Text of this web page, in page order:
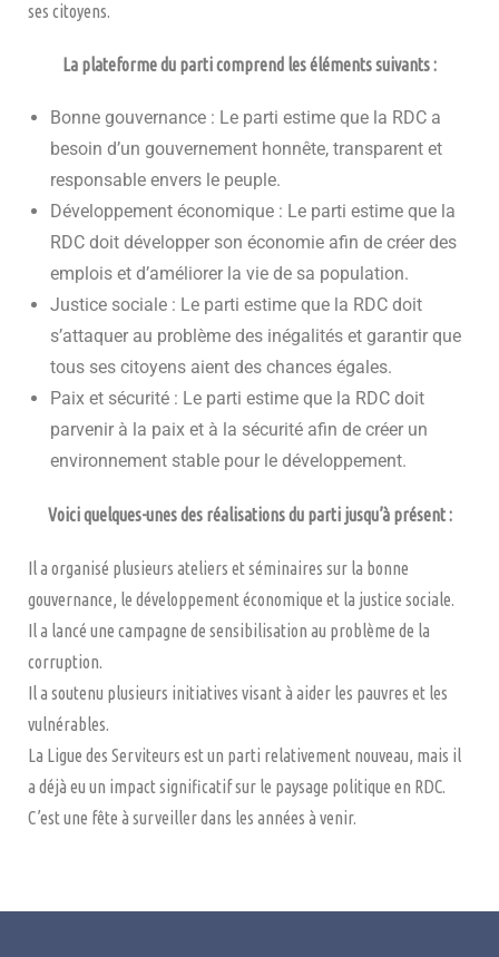
ses citoyens.
La plateforme du parti comprend les éléments suivants :
Bonne gouvernance : Le parti estime que la RDC a
besoin d’un gouvernement honnête, transparent et
responsable envers le peuple.
Développement économique : Le parti estime que la
RDC doit développer son économie afin de créer des
emplois et d’améliorer la vie de sa population.
Justice sociale : Le parti estime que la RDC doit
s’attaquer au problème des inégalités et garantir que
tous ses citoyens aient des chances égales.
Paix et sécurité : Le parti estime que la RDC doit
parvenir à la paix et à la sécurité afin de créer un
environnement stable pour le développement.
Voici quelques-unes des réalisations du parti jusqu’à présent :
Il a organisé plusieurs ateliers et séminaires sur la bonne
gouvernance, le développement économique et la justice sociale.
Il a lancé une campagne de sensibilisation au problème de la
corruption.
Il a soutenu plusieurs initiatives visant à aider les pauvres et les
vulnérables.
La Ligue des Serviteurs est un parti relativement nouveau, mais il
a déjà eu un impact significatif sur le paysage politique en RDC.
C’est une fête à surveiller dans les années à venir.